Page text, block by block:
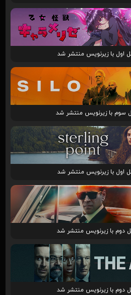
اول با زیرنویس منتشر شد
سوم با زیرنویس منتشر شد
اول با زیرنویس منتشر شد
دوم با زیرنویس منتشر شد
دوم با زیرنویس منتشر شد